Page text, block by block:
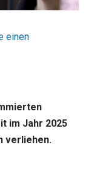
einen
im Jahr 2025
verliehen.